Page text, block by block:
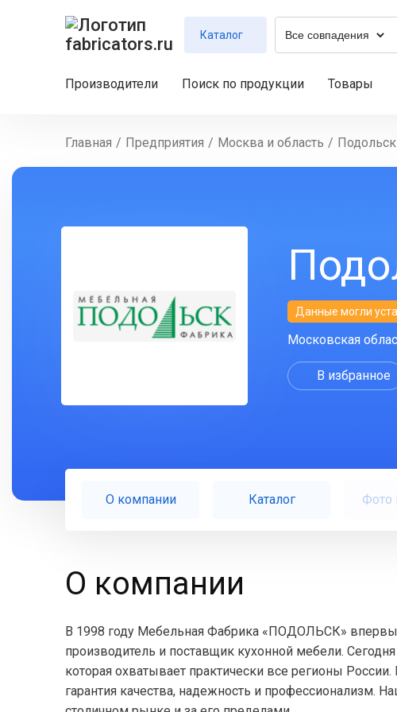
Каталог
Производители Поиск по продукции Товары
Главная / Предприятия / Москва и область / Подольск
Данные могли
Московская
В избранное
О компании Каталог Фото
О компании
В 1998 году Мебельная Фабрика «ПОДОЛЬСК»
производитель и поставщик кухонной мебели.
которая охватывает практически все регионы
гарантия качества, надежность и профессионализм.